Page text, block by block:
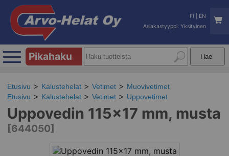
FI
EN
Asiakastyyppi: Yksityinen
Pikahaku
Etusivu Kalustehelat Vetimet
Muovivetimet
Etusivu
Kalustehelat Vetimet Uppovetimet
Uppovedin 115x17 mm, musta
[644050]